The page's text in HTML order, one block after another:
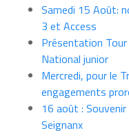
Samedi 15 Août:
3 et Access
Présentation
National junior
Mercredi, pour le
engagements
16 août :
Seignanx